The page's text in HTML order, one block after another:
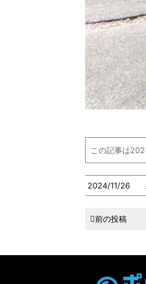
この記事は
2024/11/26
前の投稿